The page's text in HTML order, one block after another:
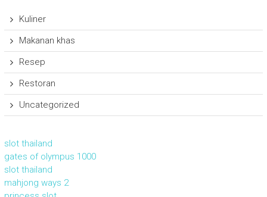
Kuliner
Makanan khas
Resep
Restoran
Uncategorized
slot thailand
gates of olympus 1000
slot thailand
mahjong ways 2